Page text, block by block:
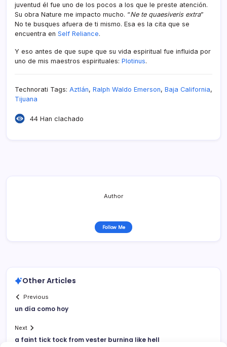
juventud él fue uno de los pocos a los que le preste atención.
Su obra Nature me impacto mucho. “Ne te quaesiveris extra”
No te busques afuera de ti mismo. Esa es la cita que se
encuentra en Self Reliance.
Y eso antes de que supe que su vida espiritual fue influida por
uno de mis maestros espirituales: Plotinus.
Technorati Tags: Aztlán, Ralph Waldo Emerson, Baja California,
Tijuana
44 Han clachado
Author
Follow Me
Other Articles
Previous
un dí­a como hoy
Next
a faint tick tock from yester burning like hell